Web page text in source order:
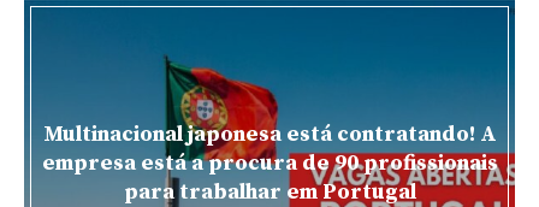
Multinacional japonesa está contratando! A
empresa está a procura de 90 profissionais
para trabalhar em Portugal